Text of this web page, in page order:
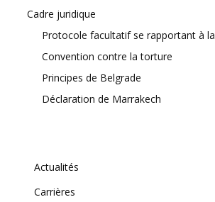
Cadre juridique
Protocole facultatif se rapportant à la
Convention contre la torture
Principes de Belgrade
Déclaration de Marrakech
Actualités
Carrières